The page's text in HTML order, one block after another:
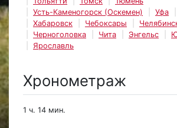
Усть-Каменогорск (Оскемен)
Уфа
Хабаровск
Чебоксары
Черноголовка
Чита Энгельс
Ярославль
Хронометраж
1 ч. 14 мин.